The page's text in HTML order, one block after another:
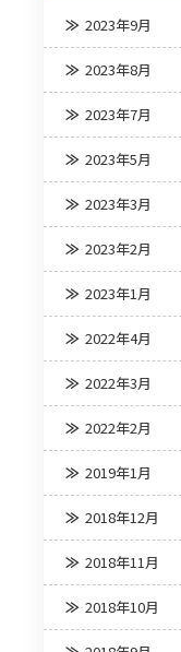
2023年9月
2023年8月
2023年7月
2023年5月
2023年3月
2023年2月
2023年1月
2022年4月
2022年3月
2022年2月
2019年1月
2018年12月
2018年11月
2018年10月